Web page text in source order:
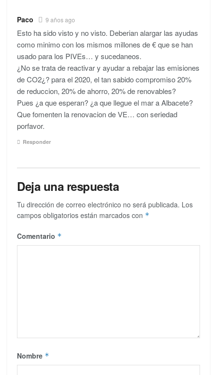
Paco 9 años ago
Esto ha sido visto y no visto. Deberian alargar las ayudas
como minimo con los mismos millones de € que se han
usado para los PIVEs… y sucedaneos.
¿No se trata de reactivar y ayudar a rebajar las emisiones
de CO2¿? para el 2020, el tan sabido compromiso 20%
de reduccion, 20% de ahorro, 20% de renovables?
Pues ¿a que esperan? ¿a que llegue el mar a Albacete?
Que fomenten la renovacion de VE… con seriedad
porfavor.
Responder
Deja una respuesta
Tu dirección de correo electrónico no será publicada. Los
campos obligatorios están marcados con *
Comentario *
Nombre *